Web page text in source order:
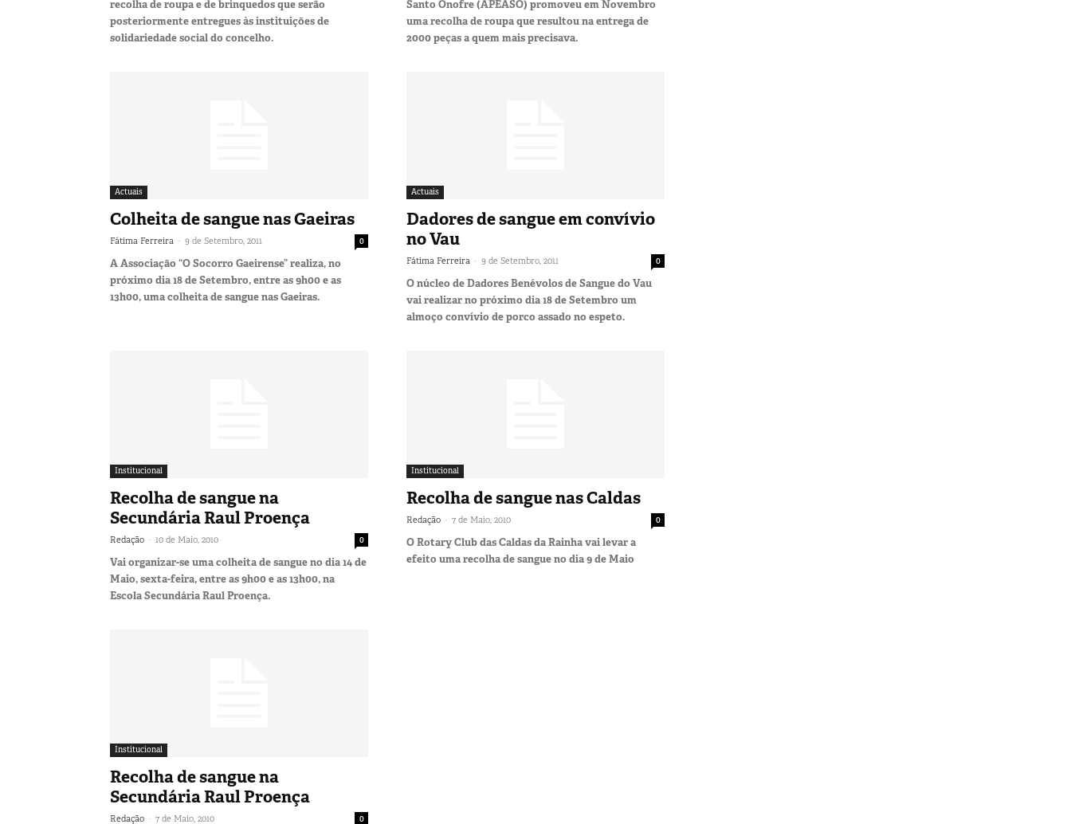
recolha de roupa e de brinquedos que serão
posteriormente entregues às instituições de
solidariedade social do concelho.
Santo Onofre (APEASO) promoveu em Novembro
uma recolha de roupa que resultou na entrega de
2000 peças a quem mais precisava.
Actuais
Colheita de sangue nas Gaeiras
Fátima Ferreira - 9 de Setembro, 2011 0
A Associação “O Socorro Gaeirense” realiza, no
próximo dia 18 de Setembro, entre as 9h00 e as
13h00, uma colheita de sangue nas Gaeiras.
Actuais
Dadores de sangue em convívio
no Vau
Fátima Ferreira - 9 de Setembro, 2011 0
O núcleo de Dadores Benévolos de Sangue do Vau
vai realizar no próximo dia 18 de Setembro um
almoço convívio de porco assado no espeto.
Institucional
Recolha de sangue na
Secundária Raul Proença
Redação - 10 de Maio, 2010 0
Vai organizar-se uma colheita de sangue no dia 14 de
Maio, sexta-feira, entre as 9h00 e as 13h00, na
Escola Secundária Raul Proença.
Institucional
Recolha de sangue nas Caldas
Redação - 7 de Maio, 2010 0
O Rotary Club das Caldas da Rainha vai levar a
efeito uma recolha de sangue no dia 9 de Maio
Institucional
Recolha de sangue na
Secundária Raul Proença
Redação - 7 de Maio, 2010 0